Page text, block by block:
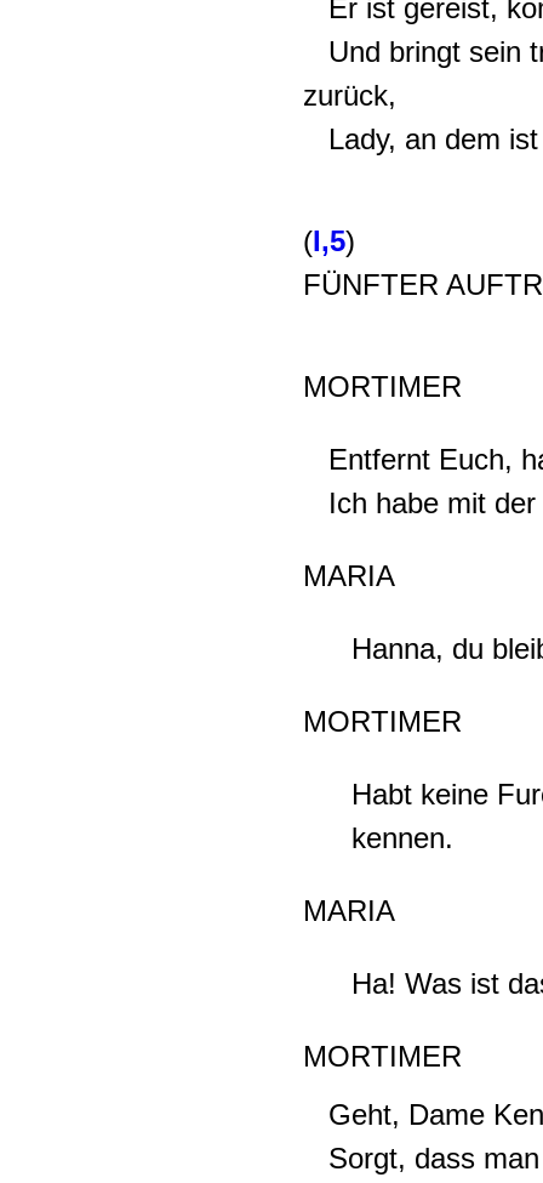
Er ist gereist,
Und bringt sein
zurück,
Lady, an dem
(I,5)
FÜNFTER
MORTIMER
Entfernt Euch,
Ich habe mit der
MARIA
Hanna, du
MORTIMER
Habt keine
kennen.
MARIA
Ha! Was ist
MORTIMER
Geht, Dame
Sorgt, dass